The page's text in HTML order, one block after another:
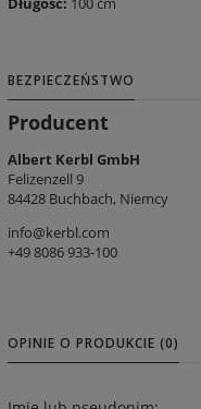
BEZPIECZEŃSTWO
Producent
Albert Kerbl GmbH
Felizenzell 9
84428 Buchbach, Niemcy
info@kerbl.com
+49 8086 933-100
OPINIE O PRODUKCIE (0)